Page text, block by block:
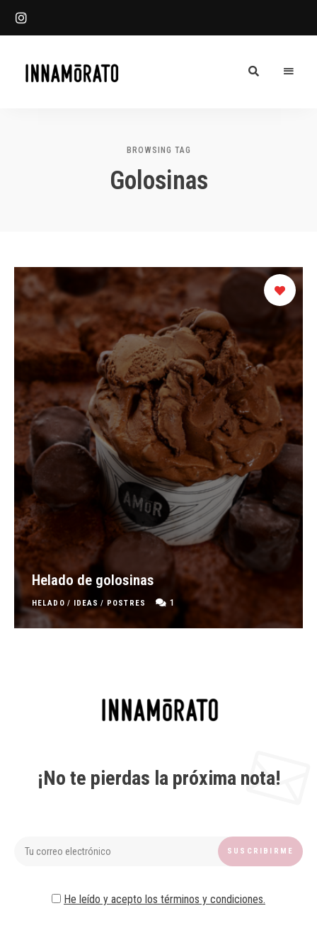
BROWSING TAG
Golosinas
Helado de golosinas
HELADO / IDEAS / POSTRES 1
¡No te pierdas la próxima nota!
He leído y acepto los términos y condiciones.